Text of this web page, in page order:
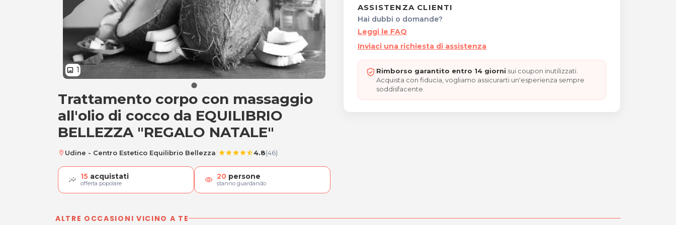
image 1
Trattamento corpo con massaggio all'olio di cocco "REGALO NATALE"
Trattamento corpo con massaggio
all'olio di cocco da EQUILIBRIO
BELLEZZA "REGALO NATALE"
location_on Udine - Centro Estetico Equilibrio Bellezza starstarstarstarstar_half4.8(46)
15 acquistati
offerta popolare visibility 20 persone
stanno guardando
ASSISTENZA CLIENTI
Hai dubbi o domande?
Leggi le FAQ
Inviaci una richiesta di assistenza
Rimborso garantito entro 14 giorni sui coupon inutilizzati.
Acquista con fiducia, vogliamo assicurarti un'esperienza sempre
soddisfacente.
ALTRE OCCASIONI VICINO A TE